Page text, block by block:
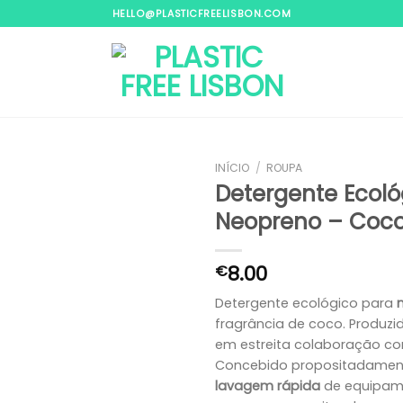
HELLO@PLASTICFREELISBON.COM
INÍCIO / ROUPA
Detergente
Neopreno –
€8.00
Detergente ecológico para
fragrância de coco.
em estreita colaboração
Concebido
lavagem rápida de